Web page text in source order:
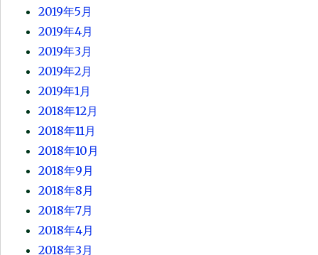
2019年5月
2019年4月
2019年3月
2019年2月
2019年1月
2018年12月
2018年11月
2018年10月
2018年9月
2018年8月
2018年7月
2018年4月
2018年3月